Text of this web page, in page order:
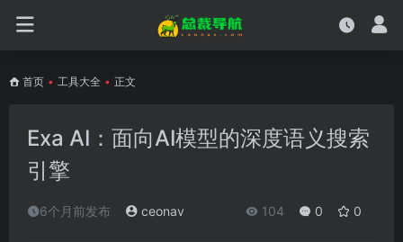
首页 • 工具大全 • 正文
Exa AI：面向AI模型的深度语义搜索
引擎
6个月前发布 ceonav 104 0 0